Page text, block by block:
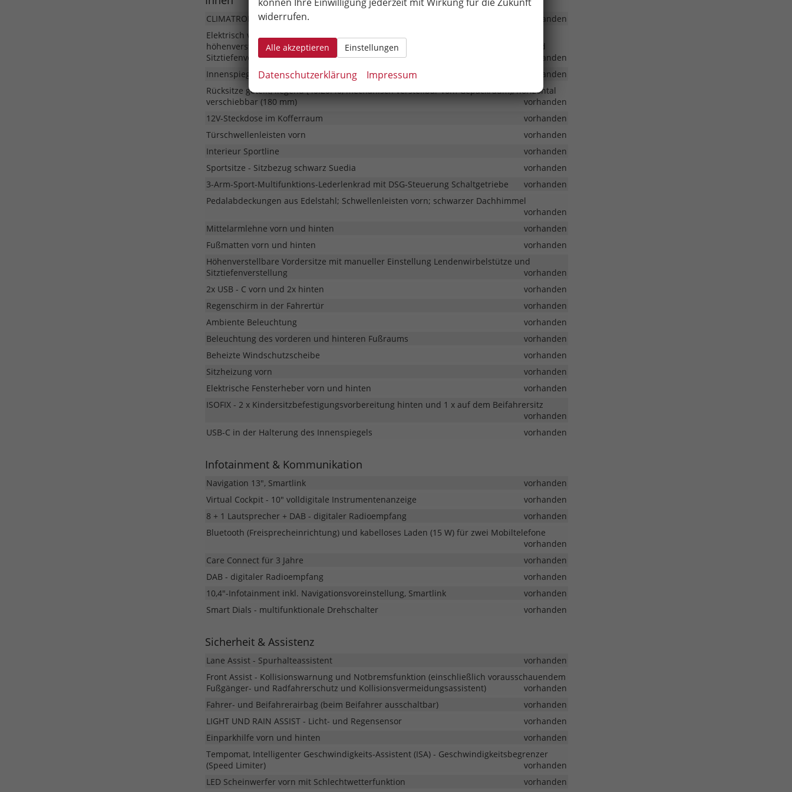
CLIMATRONIC Klimaautomatik mit 3-Zonen Regelung
vorhanden
Elektrisch verstellbarer Fahrersitz mit Memory und Sitztiefenverstellung,
höhenverstellbarer Beifahrersitz mit manueller einstellbarer Lendenwirbelstütze und
Sitztiefenverstellung
vorhanden
Innenspiegel automatisch abblendbar
vorhanden
Rücksitze geteilt, liegend (40:20:40, mechanisch verstellbar vom Gepäckraum), horizontal
verschiebbar (180 mm)
vorhanden
12V-Steckdose im Kofferraum
vorhanden
Türschwellenleisten vorn
vorhanden
Interieur Sportline
vorhanden
Sportsitze - Sitzbezug schwarz Suedia
vorhanden
3-Arm-Sport-Multifunktions-Lederlenkrad mit DSG-Steuerung Schaltgetriebe
vorhanden
Pedalabdeckungen aus Edelstahl; Schwellenleisten vorn; schwarzer Dachhimmel
vorhanden
Mittelarmlehne vorn und hinten
vorhanden
Fußmatten vorn und hinten
vorhanden
Höhenverstellbare Vordersitze mit manueller Einstellung Lendenwirbelstütze und
Sitztiefenverstellung
vorhanden
2x USB - C vorn und 2x hinten
vorhanden
Regenschirm in der Fahrertür
vorhanden
Ambiente Beleuchtung
vorhanden
Beleuchtung des vorderen und hinteren Fußraums
vorhanden
Beheizte Windschutzscheibe
vorhanden
Sitzheizung vorn
vorhanden
Elektrische Fensterheber vorn und hinten
vorhanden
ISOFIX - 2 x Kindersitzbefestigungsvorbereitung hinten und 1 x auf dem Beifahrersitz
vorhanden
USB-C in der Halterung des Innenspiegels
vorhanden
Infotainment & Kommunikation
Navigation 13", Smartlink
vorhanden
Virtual Cockpit - 10" volldigitale Instrumentenanzeige
vorhanden
8 + 1 Lautsprecher + DAB - digitaler Radioempfang
vorhanden
Bluetooth (Freisprecheinrichtung) und kabelloses Laden (15 W) für zwei Mobiltelefone
vorhanden
Care Connect für 3 Jahre
vorhanden
DAB - digitaler Radioempfang
vorhanden
10,4"-Infotainment inkl. Navigationsvoreinstellung, Smartlink
vorhanden
Smart Dials - multifunktionale Drehschalter
vorhanden
Sicherheit & Assistenz
Lane Assist - Spurhalteassistent
vorhanden
Front Assist - Kollisionswarnung und Notbremsfunktion (einschließlich vorausschauendem
Fußgänger- und Radfahrerschutz und Kollisionsvermeidungsassistent)
vorhanden
Fahrer- und Beifahrerairbag (beim Beifahrer ausschaltbar)
vorhanden
LIGHT UND RAIN ASSIST - Licht- und Regensensor
vorhanden
Einparkhilfe vorn und hinten
vorhanden
Tempomat, Intelligenter Geschwindigkeits-Assistent (ISA) - Geschwindigkeitsbegrenzer
(Speed Limiter)
vorhanden
LED Scheinwerfer vorn mit Schlechtwetterfunktion
vorhanden
widerrufen.
Alle akzeptieren Einstellungen
Datenschutzerklärung Impressum